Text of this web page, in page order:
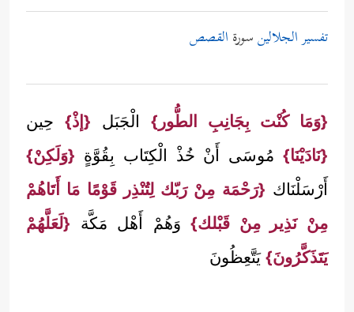
تفسير الجلالينسورة القصص
{وَمَا كُنْت بِجَانِبِ الطُّور} الْجَبَل {إذْ} حِين
{نَادَيْنَا} مُوسَى أَنْ خُذْ الْكِتَاب بِقُوَّةٍ {وَلَكِنْ}
أَرْسَلْنَاك {رَحْمَة مِنْ رَبّك لِتُنْذِر قَوْمًا مَا أَتَاهُمْ
مِنْ نَذِير مِنْ قَبْلك}وَهُمْ أَهْل مَكَّة {لَعَلَّهُمْ
يَتَذَكَّرُونَ} يَتَّعِظُونَ